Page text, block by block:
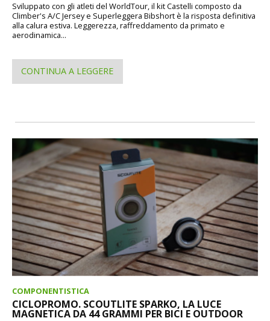
Sviluppato con gli atleti del WorldTour, il kit Castelli composto da
Climber's A/C Jersey e Superleggera Bibshort è la risposta definitiva
alla calura estiva. Leggerezza, raffreddamento da primato e
aerodinamica...
CONTINUA A LEGGERE
COMPONENTISTICA
CICLOPROMO. SCOUTLITE SPARKO, LA LUCE
MAGNETICA DA 44 GRAMMI PER BICI E OUTDOOR